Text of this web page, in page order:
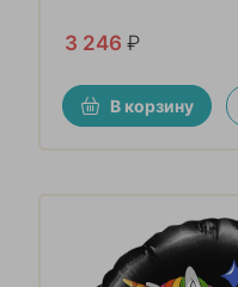
3 246 ₽
В корзину